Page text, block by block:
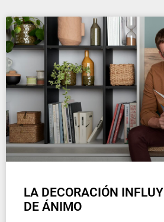
LA DECORACIÓN
DE ÁNIMO